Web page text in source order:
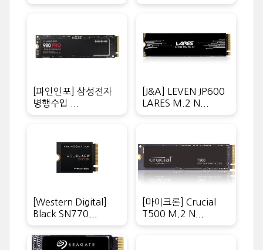
[파인인포] 삼성전자
병행수입 ...
[J&A] LEVEN JP600
LARES M.2 N...
[Western Digital]
Black SN770...
[마이크론] Crucial
T500 M.2 N...